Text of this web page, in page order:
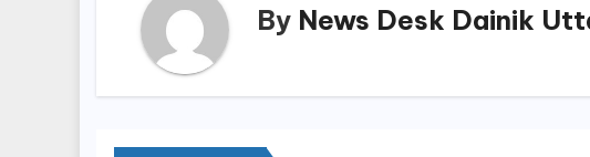
By News Desk Dainik